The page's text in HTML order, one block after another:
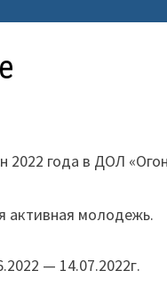
2022 года в ДОЛ
активная молодежь.
— 14.07.2022г.